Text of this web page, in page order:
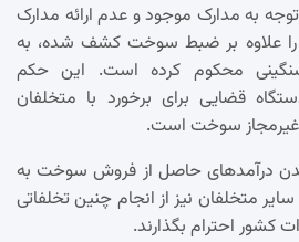
به مدارک موجود و عدم ارائه مدارک
علاوه بر ضبط سوخت کشف شده، به
محکوم کرده است. این حکم
قضایی برای برخورد با متخلفان
غیرمجاز سوخت است.
درآمدهای حاصل از فروش سوخت به
متخلفان نیز از انجام چنین تخلفاتی
کشور احترام بگذارند.